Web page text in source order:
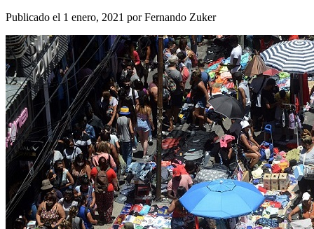
Publicado el 1 enero, 2021 por Fernando Zuker